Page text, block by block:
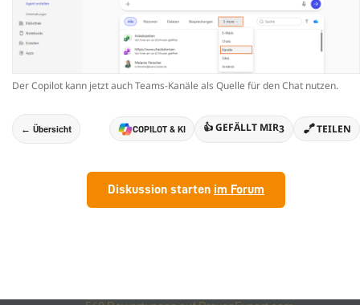
Der Copilot kann jetzt auch Teams-Kanäle als Quelle für den Chat nutzen.
← Übersicht COPILOT & KI 👍 GEFÄLLT MIR3 TEILEN
Diskussion starten im Forum